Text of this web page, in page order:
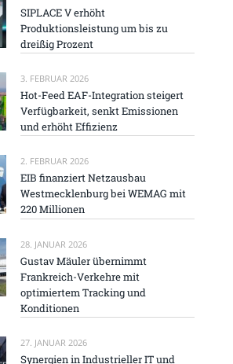
SIPLACE V erhöht
Produktionsleistung um bis zu
dreißig Prozent
3. FEBRUAR 2026
Hot-Feed EAF-Integration steigert
Verfügbarkeit, senkt Emissionen
und erhöht Effizienz
2. FEBRUAR 2026
EIB finanziert Netzausbau
Westmecklenburg bei WEMAG mit
220 Millionen
28. JANUAR 2026
Gustav Mäuler übernimmt
Frankreich-Verkehre mit
optimiertem Tracking und
Konditionen
27. JANUAR 2026
Synergien in Industrieller IT und